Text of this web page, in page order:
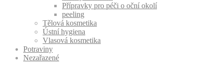
Přípravky pro péči o oční okolí
peeling
Tělová kosmetika
Ústní hygiena
Vlasová kosmetika
Potraviny
Nezařazené